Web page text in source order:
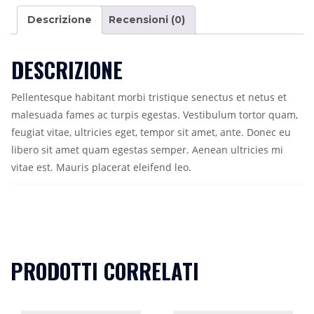
Descrizione Recensioni (0)
DESCRIZIONE
Pellentesque habitant morbi tristique senectus et netus et
malesuada fames ac turpis egestas. Vestibulum tortor quam,
feugiat vitae, ultricies eget, tempor sit amet, ante. Donec eu
libero sit amet quam egestas semper. Aenean ultricies mi
vitae est. Mauris placerat eleifend leo.
PRODOTTI CORRELATI